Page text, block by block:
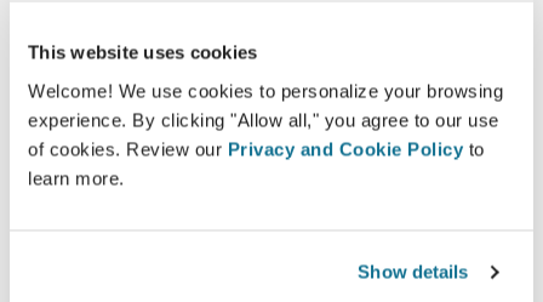
This website uses cookies
Welcome! We use cookies to personalize your browsing
experience. By clicking "Allow all," you agree to our use
of cookies. Review our Privacy and Cookie Policy to
learn more.
Show details
dayalı olarak seçilen işlemlerin olası sonuçları
hakkında hastaların eğitimini kolaylaştırır.
Karar verme sürecine dahil olmak hastaların